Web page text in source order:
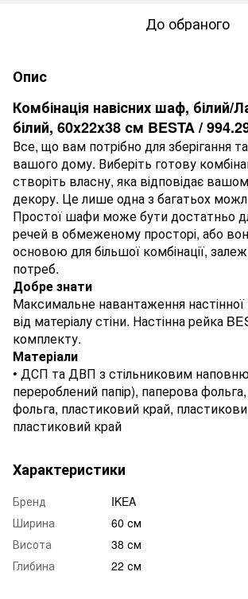
До обраного
Опис
Комбінація навісних шаф, білий/
білий, 60x22x38 см BESTA /
Все, що вам потрібно для зберігання та
вашого дому. Виберіть готову
створіть власну, яка відповідає
декору. Це лише одна з багатьох
Простої шафи може бути достатньо
речей в обмеженому просторі, або
основою для більшої комбінації,
потреб.
Добре знати
Максимальне навантаження
від матеріалу стіни. Настінна рейка
комплекту.
Матеріали
• ДСП та ДВП з стільниковим
перероблений папір), паперова
фольга, пластиковий край,
пластиковий край
Характеристики
Бренд
IKEA
Ширина
60 см
Висота
38 см
Глибина
22 см